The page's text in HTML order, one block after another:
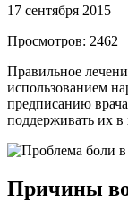
17 сентября 2015
Просмотров: 2462
Правильное
использованием
предписанию
поддерживать их
Причины